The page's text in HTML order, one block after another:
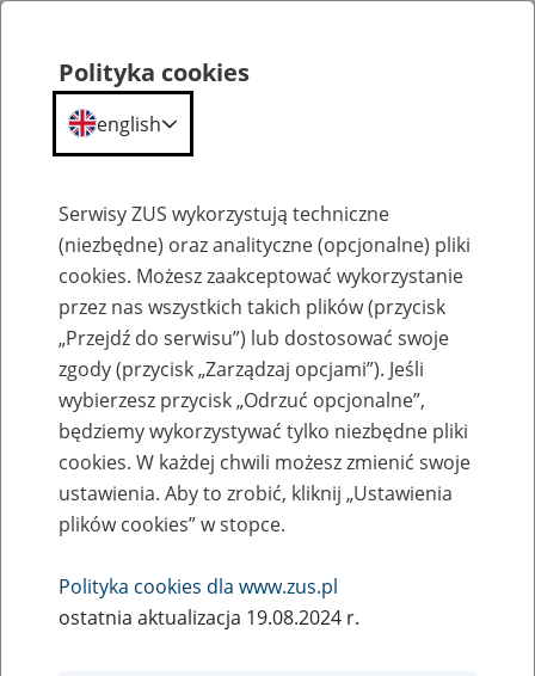
Szkolenia
Zaproś ZUS do siebie - zakładanie profili
eZUS w siedzibie Twojej firmy
Rodzaj wydarzenia
Szkolenia
Polityka cookies
english
Serwisy ZUS wykorzystują techniczne
(niezbędne) oraz analityczne (opcjonalne) pliki
cookies. Możesz zaakceptować wykorzystanie
przez nas wszystkich takich plików (przycisk
„Przejdź do serwisu”) lub dostosować swoje
zgody (przycisk „Zarządzaj opcjami”). Jeśli
wybierzesz przycisk „Odrzuć opcjonalne”,
będziemy wykorzystywać tylko niezbędne pliki
cookies. W każdej chwili możesz zmienić swoje
ustawienia. Aby to zrobić, kliknij „Ustawienia
plików cookies” w stopce.
Polityka cookies dla www.zus.pl
ostatnia aktualizacja 19.08.2024 r.